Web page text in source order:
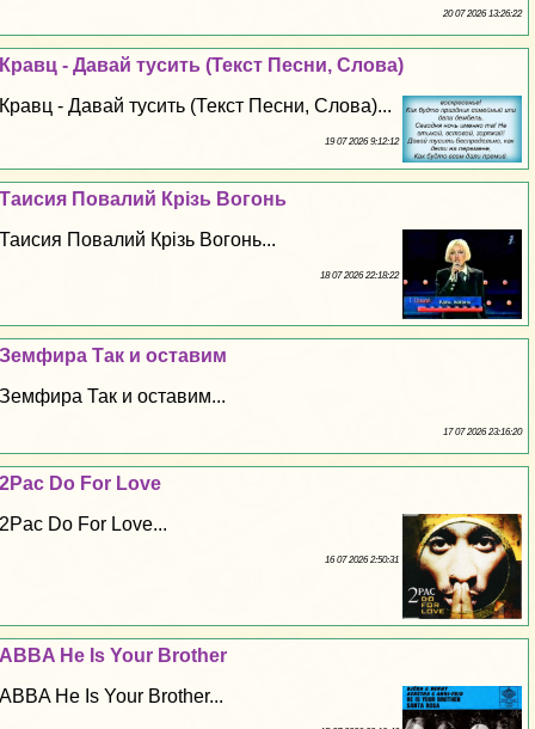
20 07 2026 13:26:22
Кравц - Давай тусить (Текст Песни, Слова)
Кравц - Давай тусить (Текст Песни, Слова)...
19 07 2026 9:12:12
Таисия Повалий Крізь Вогонь
Таисия Повалий Крізь Вогонь...
18 07 2026 22:18:22
Земфира Так и оставим
Земфира Так и оставим...
17 07 2026 23:16:20
2Pac Do For Love
2Pac Do For Love...
16 07 2026 2:50:31
ABBA He Is Your Brother
ABBA He Is Your Brother...